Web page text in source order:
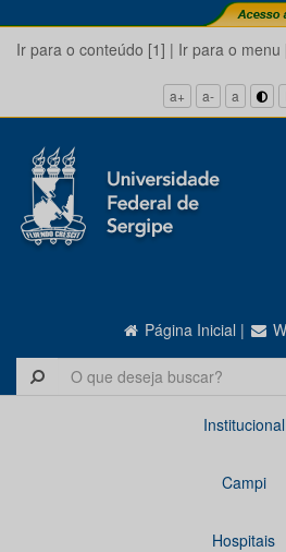
Ir para o conteúdo [1] | Ir para o menu
a+ a- a
Página Inicial |
Institucional
Campi
Hospitais